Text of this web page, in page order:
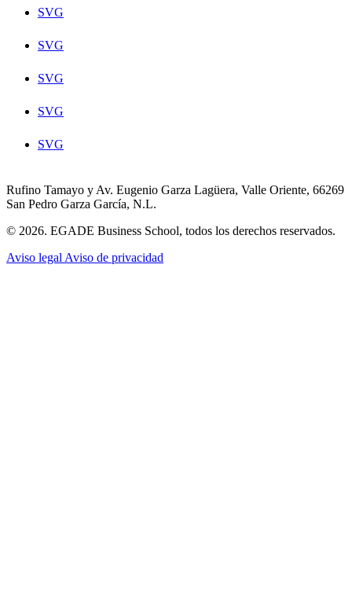
SVG
SVG
SVG
SVG
SVG
Rufino Tamayo y Av. Eugenio Garza Lagüera, Valle Oriente, 66269
San Pedro Garza García, N.L.
© 2026. EGADE Business School, todos los derechos reservados.
Aviso legal Aviso de privacidad